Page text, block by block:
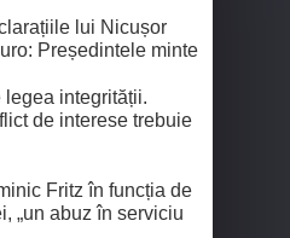
lui Nicușor
Președintele minte
legea integrității.
de interese trebuie
Fritz în funcția de
„un abuz în serviciu